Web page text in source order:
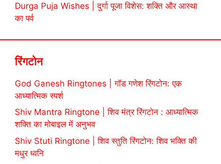
Durga Puja Wishes | दुर्गा पूजा विशेस: शक्ति और आस्था
का पर्व
रिंगटोन
God Ganesh Ringtones | गॉड गणेश रिंगटोन: एक
आध्यात्मिक स्पर्श
Shiv Mantra Ringtone | शिव मंत्र रिंगटोन : आध्यात्मिक
शक्ति का मोबाइल में अनुभव
Shiv Stuti Ringtone | शिव स्तुति रिंगटोन: शिव भक्ति की
मधुर ध्वनि